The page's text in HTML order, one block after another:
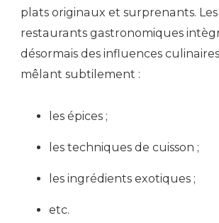
plats originaux et surprenants.
restaurants gastronomiques
désormais des influences
mêlant subtilement :
les épices ;
les techniques de cuisson ;
les ingrédients exotiques ;
etc.